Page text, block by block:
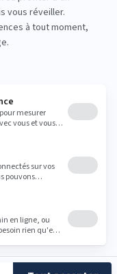
de position
Un essai
le confort qui
14:00 - 19:00
14:00 - 19:00
14:00 - 19:00